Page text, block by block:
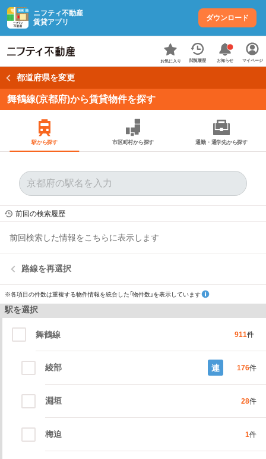
ニフティ不動産
賃貸アプリ
ダウンロード
お気に入り 閲覧履歴 お知らせ マイページ
都道府県を変更
舞鶴線(京都府)から賃貸物件を探す
駅から探す 市区町村から探す 通勤・通学先から探す
前回の検索履歴
前回検索した情報をこちらに表示します
路線を再選択
※各項目の件数は重複する物件情報を統合した「物件数」を表示しています
駅を選択
舞鶴線 911件
綾部 連 176件
淵垣 28件
梅迫 1件